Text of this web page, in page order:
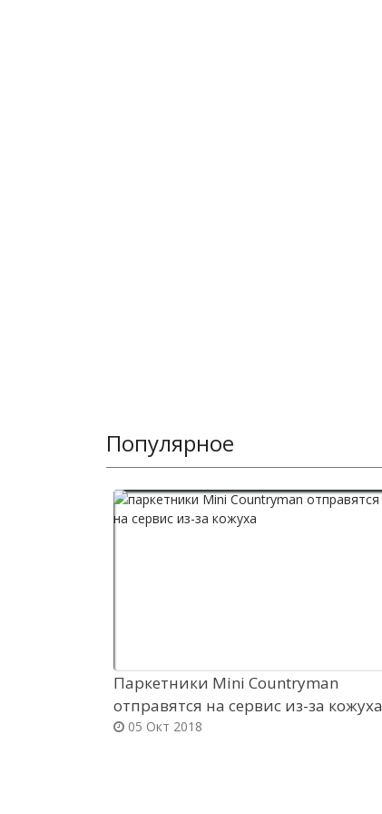
Популярное
Паркетники Mini Countryman
отправятся на сервис из-за кожуха
05 Окт 2018